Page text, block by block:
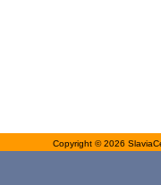
Copyright © 2026